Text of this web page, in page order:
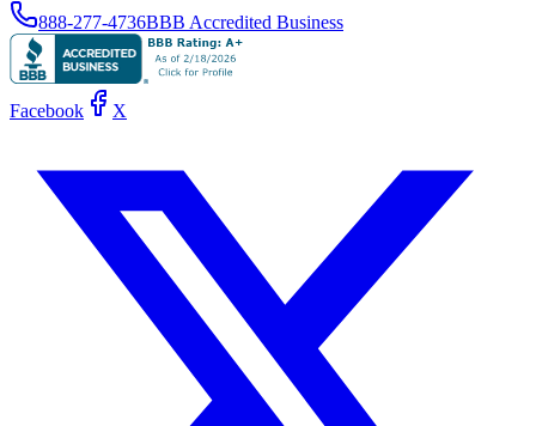
888-277-4736BBB Accredited Business
Facebook X